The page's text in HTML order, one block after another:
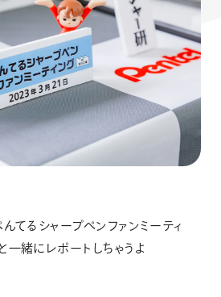
んてるシャープペンファンミーティ
一緒にレポートしちゃうよ